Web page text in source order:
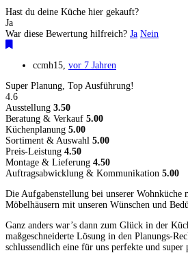
Hast du deine Küche hier gekauft?
Ja
War diese Bewertung hilfreich? Ja Nein
ccmh15 vor 7 Jahren
Super Planung, Top Ausführung!
4.6
Ausstellung 3.50
Beratung & Verkauf 5.00
Küchenplanung 5.00
Sortiment & Auswahl 5.00
Preis-Leistung 4.50
Montage & Lieferung 4.50
Auftragsabwicklung & Kommunikation 5.00
Die Aufgabenstellung bei unserer
Möbelhäusern mit unseren Wünschen und
Ganz anders war’s dann zum Glück in der
maßgeschneiderte Lösung in den Planungs-
schlussendlich eine für uns perfekte und